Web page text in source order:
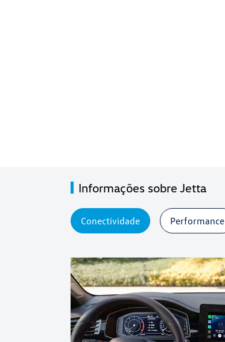
Informações sobre Jetta
Conectividade Performance